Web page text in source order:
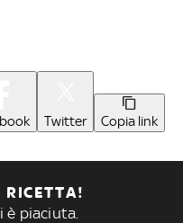
Twitter Copia link
è piaciuta.